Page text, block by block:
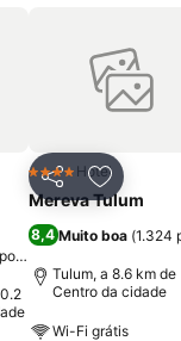
acesso á
turística e
rodas, serviço de
de negócios,
24h, salas
e jornais diários
estimação.
favoritos
Partilhar
4 EstrelasHotel
Mereva Tulum
8,4 Muito boa (1.324
Tulum, a 8.6 km de
Centro da cidade
Wi-Fi grátis